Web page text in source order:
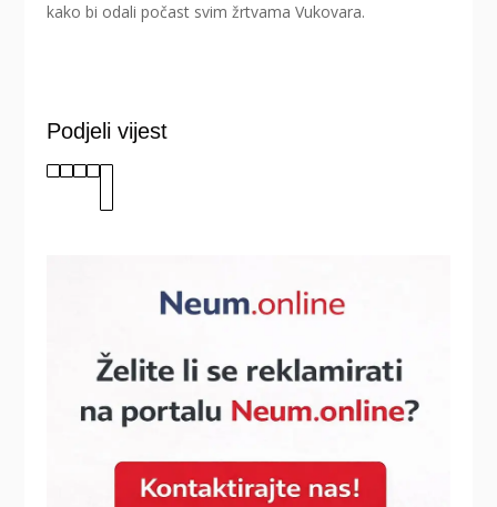
kako bi odali počast svim žrtvama Vukovara.
Podjeli vijest